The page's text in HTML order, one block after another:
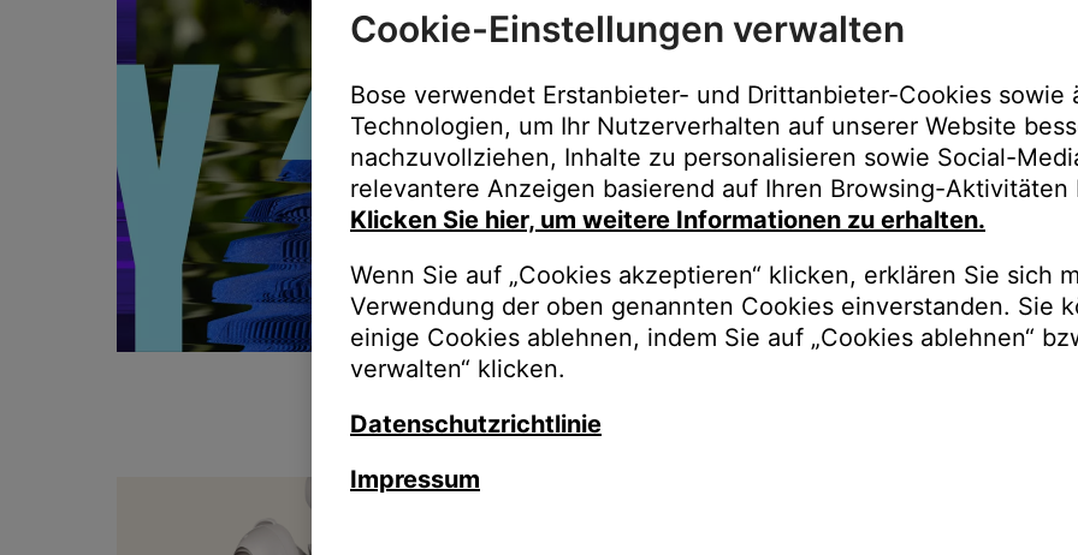
Immer der
Upgrades,
Bestellungen
Cookie-Einstellungen verwalten
Bose verwendet Erstanbieter- und Drittanbieter-Cookies sowie
Technologien, um Ihr Nutzerverhalten auf unserer Website
nachzuvollziehen, Inhalte zu personalisieren sowie Social-
relevantere Anzeigen basierend auf Ihren Browsing-Aktivitäten
Klicken Sie hier, um weitere Informationen zu erhalten.
Wenn Sie auf „Cookies akzeptieren“ klicken, erklären Sie sich
Verwendung der oben genannten Cookies einverstanden. Sie
einige Cookies ablehnen, indem Sie auf „Cookies ablehnen“
verwalten“ klicken.
Datenschutzrichtlinie
Impressum